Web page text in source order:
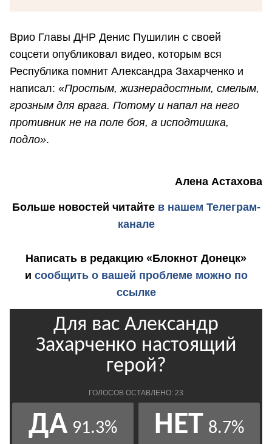
Врио Главы ДНР Денис Пушилин с своей
соцсети опубликовал видео, которым вся
Республика помнит Александра Захарченко и
написал: «Простым, жизнерадостным, смелым,
грозным для врага. Потому и напал на него
противник не на поле боя, а исподтишка,
подло».
Алена Астахова
Больше новостей читайте в нашем Телеграм-
канале
Написать в редакцию «Блокнот Донецк»
и сообщить о вашей проблеме можно по
ссылке